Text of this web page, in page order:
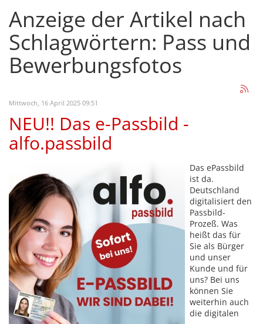
Anzeige der Artikel nach
Schlagwörtern: Pass und
Bewerbungsfotos
Mittwoch, 16 April 2025 09:51
NEU!! Das e-Passbild -
alfo.passbild
Das ePassbild
ist da.
Deutschland
digitalisiert den
Passbild-
Prozeß. Was
heißt das für
Sie als Bürger
und unser
Kunde und für
uns? Bei uns
können Sie
weiterhin auch
die digitalen